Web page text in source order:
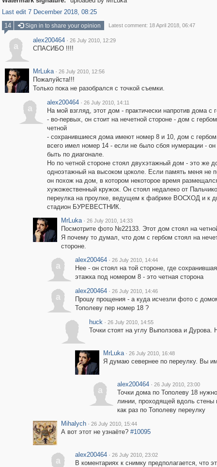
Last edit 7 December 2018, 08:25
14
Sign in to share your opinion Latest comment: 18 April 2018, 06:47
a
alex200464 · 26 July 2010, 12:29
СПАСИБО !!!!
MrLuka · 26 July 2010, 12:56
Пожалуйста!!!
Только пока не разобрался с точкой съемки.
a
alex200464 · 26 July 2010, 14:11
На мой взгляд, этот дом - практически напротив дома с
- во-первых, он стоит на нечетной стороне - дом с
четной
- сохранившиеся дома имеют номер 8 и 10, дом с гербом
всего имел номер 14 - если не было сбоя нумерации -
быть по диагонале.
Но по четной стороне стоял двухэтажный дом - это же
одноэтажный на высоком цоколе. Если память меня не
он похож на дом, в котором некоторое время
хужожественный кружок. Он стоял недалеко от
переулка на проулке, ведущем к фабрике ВОСХОД и к
стадион БУРЕВЕСТНИК.
MrLuka · 26 July 2010, 14:33
Посмотрите фото №22133. Этот дом стоял на
Я почему то думал, что дом с гербом стоял на
стороне.
a
alex200464 · 26 July 2010, 14:44
Нее - он стоял на той стороне, где
этажка под номером 8 - это четная сторона
a
alex200464 · 26 July 2010, 14:46
Прошу прощения - а куда исчезли фото с
Тополеву пер номер 18 ?
huck · 26 July 2010, 14:55
Точки стоят на углу Выползова и Дурова.
MrLuka · 26 July 2010, 16:48
Я думаю севернее по переулку. Вы
a
alex200464 · 26 July 2010, 23:00
Точки дома по Тополеву 18
линии, проходящей вдоль стены
как раз по Тополеву переулку
Mihalych · 26 July 2010, 15:44
А вот этот не узнаёте? #10095
a
alex200464 · 26 July 2010, 23:02
В коментариях к снимку предполагается, что